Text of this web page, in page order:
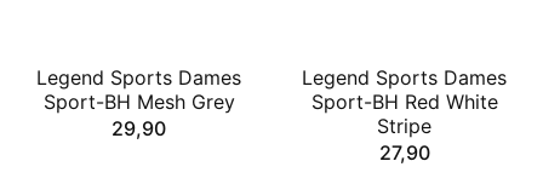
Legend Sports Dames
Sport-BH Mesh Grey
29,90
Legend Sports Dames
Sport-BH Red White
Stripe
27,90